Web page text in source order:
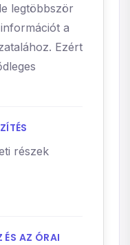
legtöbbször
a
Ezért
részek
ÉS AZ ÓRAI